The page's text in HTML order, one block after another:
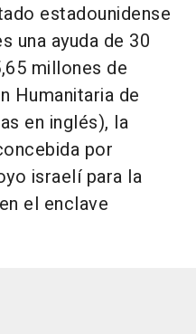
estadounidense
una ayuda de 30
millones de
Humanitaria de
en inglés), la
por
israelí para la
el enclave